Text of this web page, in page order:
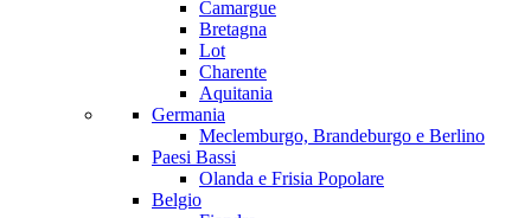
Camargue
Bretagna
Lot
Charente
Aquitania
Germania
Meclemburgo, Brandeburgo e Berlino
Paesi Bassi
Olanda e Frisia Popolare
Belgio